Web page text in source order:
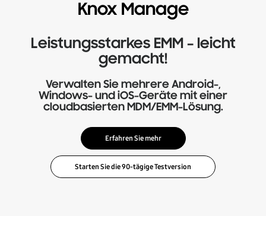
Knox Manage
Leistungsstarkes EMM – leicht
gemacht!
Verwalten Sie mehrere Android-,
Windows- und iOS-Geräte mit einer
cloudbasierten MDM/EMM-Lösung.
Erfahren Sie mehr